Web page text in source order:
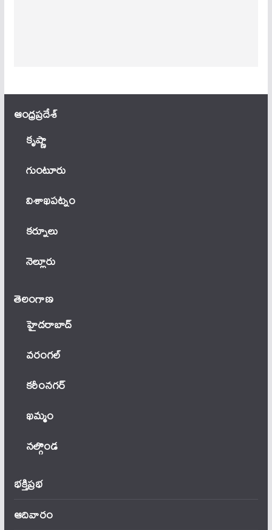
ఆంధ్ర‌ప్ర‌దేశ్
కృష్ణా
గుంటూరు
విశాఖపట్నం
కర్నూలు
నెల్లూరు
తెలంగాణ‌
హైదరాబాద్
వ‌రంగ‌ల్
కరీంనగర్
ఖ‌మ్మం
నల్గొండ
భక్తిప్రభ
ఆదివారం